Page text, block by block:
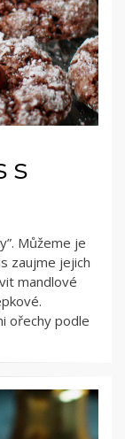
s
Můžeme je
zaujme jejich
mandlové
ořechy podle